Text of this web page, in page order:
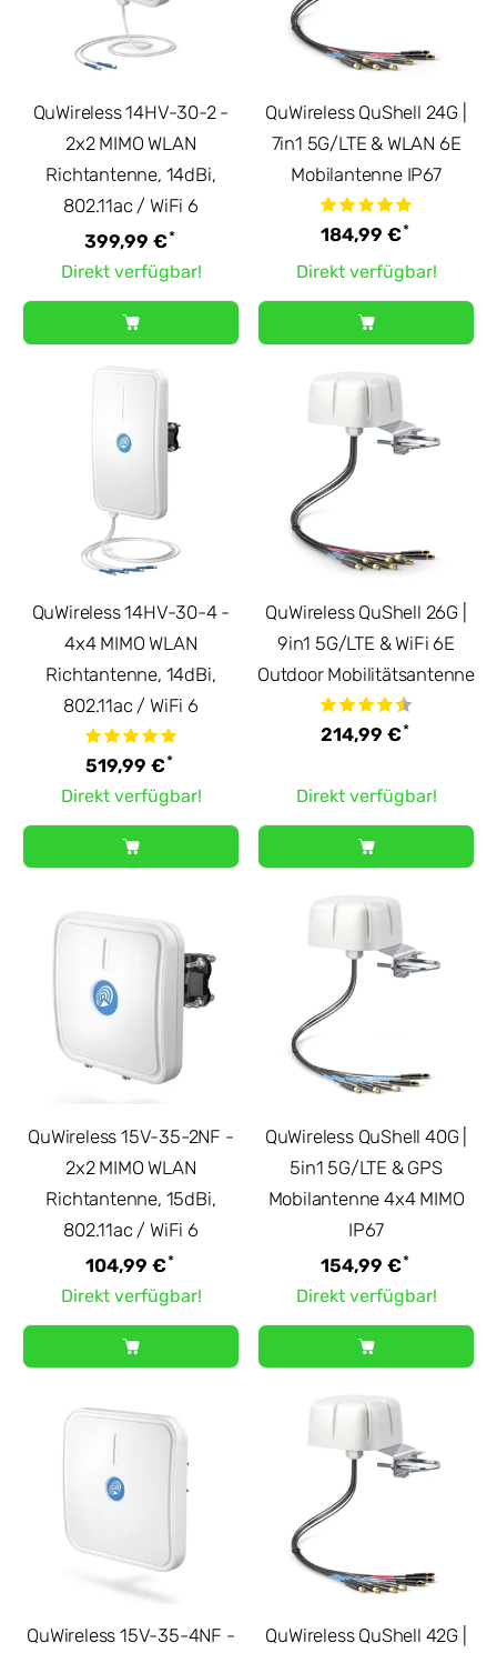
QuWireless 14HV-30-2 -
2x2 MIMO WLAN
Richtantenne, 14dBi,
802.11ac / WiFi 6
399,99 €*
Direkt verfügbar!
QuWireless QuShell 24G |
7in1 5G/LTE & WLAN 6E
Mobilantenne IP67
184,99 €*
Direkt verfügbar!
QuWireless 14HV-30-4 -
4x4 MIMO WLAN
Richtantenne, 14dBi,
802.11ac / WiFi 6
519,99 €*
Direkt verfügbar!
QuWireless QuShell 26G |
9in1 5G/LTE & WiFi 6E
Outdoor Mobilitätsantenne
214,99 €*
Direkt verfügbar!
QuWireless 15V-35-2NF -
2x2 MIMO WLAN
Richtantenne, 15dBi,
802.11ac / WiFi 6
104,99 €*
Direkt verfügbar!
QuWireless QuShell 40G |
5in1 5G/LTE & GPS
Mobilantenne 4x4 MIMO
IP67
154,99 €*
Direkt verfügbar!
QuWireless 15V-35-4NF - QuWireless QuShell 42G |